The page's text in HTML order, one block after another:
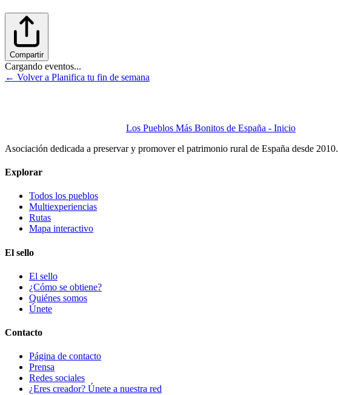
Compartir
Cargando eventos...
← Volver a Planifica tu fin de semana
Los Pueblos Más Bonitos de España - Inicio
Asociación dedicada a preservar y promover el patrimonio rural de España desde 2010.
Explorar
Todos los pueblos
Multiexperiencias
Rutas
Mapa interactivo
El sello
El sello
¿Cómo se obtiene?
Quiénes somos
Únete
Contacto
Página de contacto
Prensa
Redes sociales
¿Eres creador? Únete a nuestra red